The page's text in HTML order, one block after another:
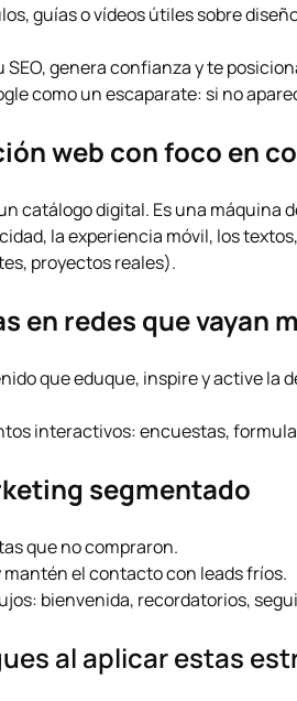
guías o vídeos útiles sobre
SEO, genera confianza y te
como un escaparate: si no
web con foco en
catálogo digital. Es una
la experiencia móvil, los
proyectos reales).
en redes que vayan
que eduque, inspire y active la
interactivos: encuestas,
segmentado
que no compraron.
mantén el contacto con leads fríos.
bienvenida, recordatorios,
al aplicar estas